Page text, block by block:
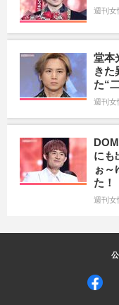
週刊女
堂本
きた
た“
週刊女
にも
ぉ～
た！
週刊女